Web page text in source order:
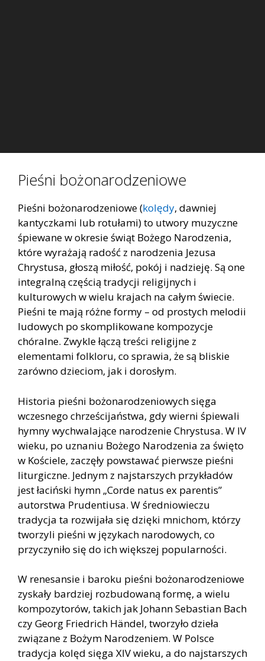
Pieśni bożonarodzeniowe
Pieśni bożonarodzeniowe (kolędy, dawniej
kantyczkami lub rotułami) to utwory muzyczne
śpiewane w okresie świąt Bożego Narodzenia,
które wyrażają radość z narodzenia Jezusa
Chrystusa, głoszą miłość, pokój i nadzieję. Są one
integralną częścią tradycji religijnych i
kulturowych w wielu krajach na całym świecie.
Pieśni te mają różne formy – od prostych melodii
ludowych po skomplikowane kompozycje
chóralne. Zwykle łączą treści religijne z
elementami folkloru, co sprawia, że są bliskie
zarówno dzieciom, jak i dorosłym.
Historia pieśni bożonarodzeniowych sięga
wczesnego chrześcijaństwa, gdy wierni śpiewali
hymny wychwalające narodzenie Chrystusa. W IV
wieku, po uznaniu Bożego Narodzenia za święto
w Kościele, zaczęły powstawać pierwsze pieśni
liturgiczne. Jednym z najstarszych przykładów
jest łaciński hymn „Corde natus ex parentis”
autorstwa Prudentiusa. W średniowieczu
tradycja ta rozwijała się dzięki mnichom, którzy
tworzyli pieśni w językach narodowych, co
przyczyniło się do ich większej popularności.
W renesansie i baroku pieśni bożonarodzeniowe
zyskały bardziej rozbudowaną formę, a wielu
kompozytorów, takich jak Johann Sebastian Bach
czy Georg Friedrich Händel, tworzyło dzieła
związane z Bożym Narodzeniem. W Polsce
tradycja kolęd sięga XIV wieku, a do najstarszych